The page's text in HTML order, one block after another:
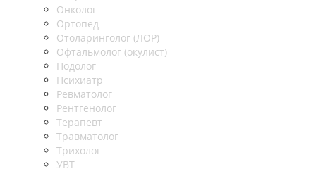
Онколог
Ортопед
Отоларинголог (ЛОР)
Офтальмолог (окулист)
Подолог
Психиатр
Ревматолог
Рентгенолог
Терапевт
Травматолог
Трихолог
УВТ